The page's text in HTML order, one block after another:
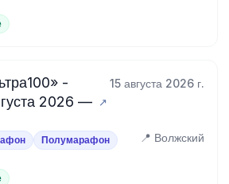
-
2026 —
15 августа 2026 г.
Полумарафон
📍 Волжский